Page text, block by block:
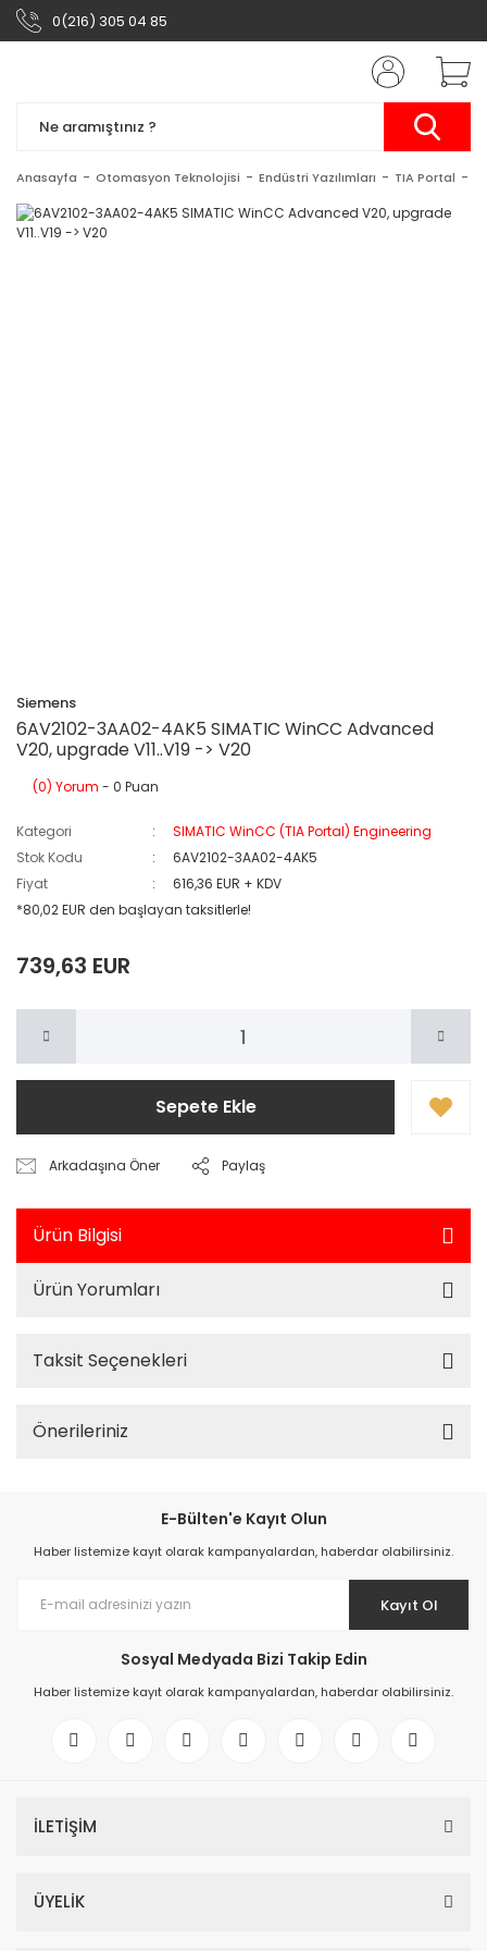
0(216) 305 04 85
Anasayfa Otomasyon Teknolojisi Endüstri Yazılımları TIA Portal
Siemens
6AV2102-3AA02-4AK5 SIMATIC WinCC Advanced
V20, upgrade V11..V19 -> V20
(0) Yorum - 0 Puan
Kategori
SIMATIC WinCC (TIA Portal) Engineering
Stok Kodu
6AV2102-3AA02-4AK5
Fiyat
616,36 EUR + KDV
*80,02 EUR den başlayan taksitlerle!
739,63 EUR
Sepete Ekle
Arkadaşına Öner Paylaş
Ürün Bilgisi
Ürün Yorumları
Taksit Seçenekleri
Önerileriniz
E-Bülten'e Kayıt Olun
Haber listemize kayıt olarak kampanyalardan, haberdar olabilirsiniz.
Kayıt Ol
Sosyal Medyada Bizi Takip Edin
Haber listemize kayıt olarak kampanyalardan, haberdar olabilirsiniz.
İLETİŞİM
ÜYELİK